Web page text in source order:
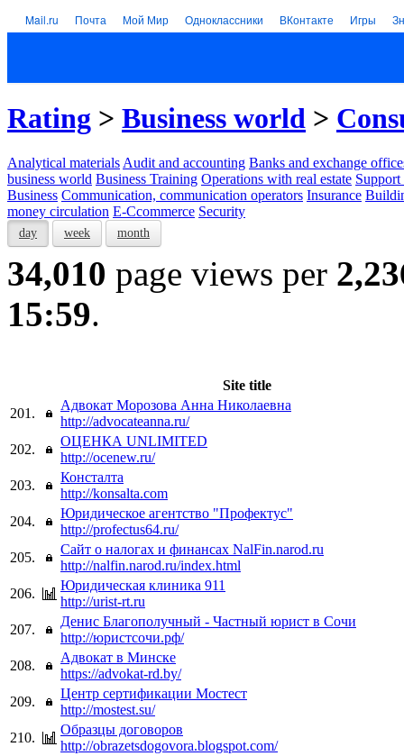
Mail.ru Почта Мой Мир Одноклассники ВКонтакте Игры
Rating > Business world >
Analytical materials Audit and accounting Banks and exchange
business world Business Training Operations with real estate Support
Business Communication, communication operators Insurance
money circulation E-Ccommerce Security
day week month
34,010 page views per
15:59.
Site title
201.
Адвокат Морозова Анна Николаевна
http://advocateanna.ru/
202.
ОЦЕНКА UNLIMITED
http://ocenew.ru/
203.
Консталта
http://konsalta.com
204.
Юридическое агентство "Профектус"
http://profectus64.ru/
205.
Сайт о налогах и финансах NalFin.narod.ru
http://nalfin.narod.ru/index.html
206.
Юридическая клиника 911
http://urist-rt.ru
207.
Денис Благополучный - Частный юрист в Сочи
http://юристсочи.рф/
208.
Адвокат в Минске
https://advokat-rd.by/
209.
Центр сертификации Мостест
http://mostest.su/
210.
Образцы договоров
http://obrazetsdogovora.blogspot.com/